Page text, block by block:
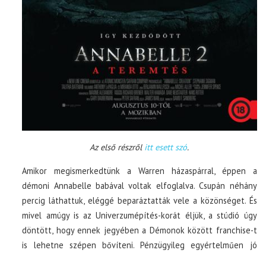
Az első részről itt esett szó.
Amikor megismerkedtünk a Warren házaspárral, éppen a
démoni Annabelle babával voltak elfoglalva. Csupán néhány
percig láthattuk, eléggé beparáztatták vele a közönséget. És
mivel amúgy is az Univerzumépítés-korát éljük, a stúdió úgy
döntött, hogy ennek jegyében a Démonok között franchise-t
is lehetne szépen bővíteni. Pénzügyileg egyértelműen jó